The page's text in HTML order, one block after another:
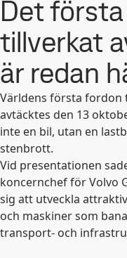
Det
tillverkat
är redan
Världens första fordon
avtäcktes den 13
inte en bil, utan en
stenbrott.
Vid presentationen
koncernchef för Volvo
sig att utveckla
och maskiner som
transport- och